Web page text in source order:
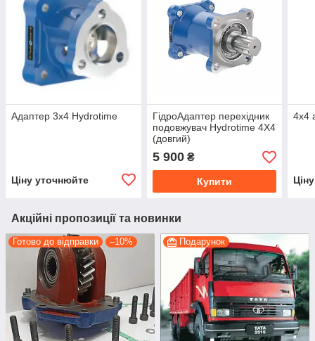
Адаптер 3х4 Hydrotime
Ціну уточнюйте
ГідроАдаптер перехідник
подовжувач Hydrotime 4X4
(довгий)
5 900₴
Купити
4х4
Акційні пропозиції та новинки
Готово до відправки –10% Подарунок